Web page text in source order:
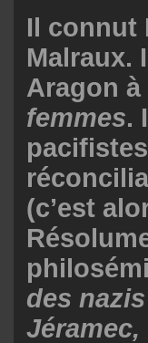
Il connut
Malraux.
Aragon
femmes.
(c’est
des